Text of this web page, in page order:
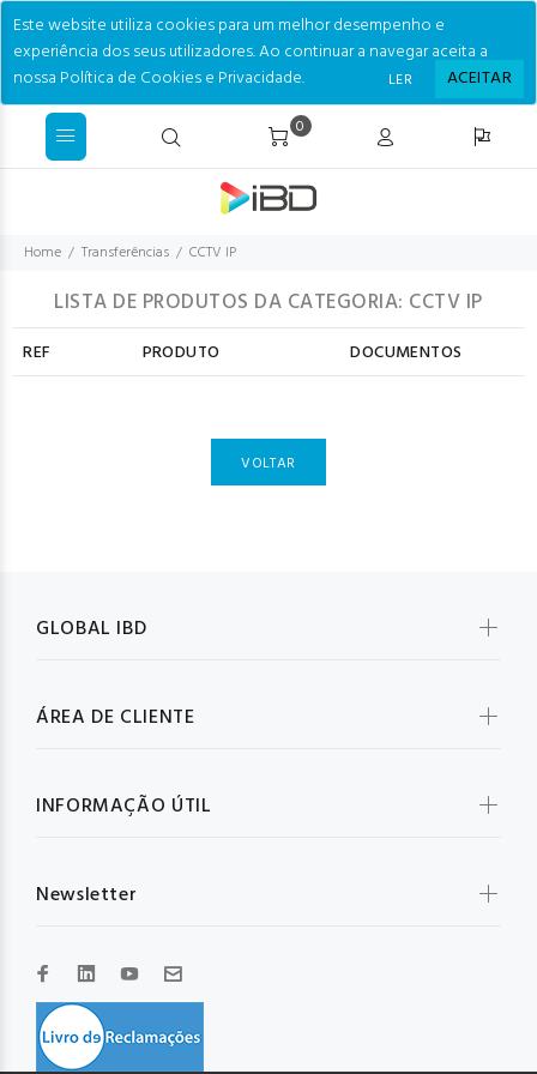
Este website utiliza cookies para um melhor desempenho e
experiência dos seus utilizadores. Ao continuar a navegar aceita a
nossa Política de Cookies e Privacidade.
LER ACEITAR
0
Home Transferências CCTV IP
LISTA DE PRODUTOS DA CATEGORIA: CCTV IP
REF PRODUTO DOCUMENTOS
VOLTAR
GLOBAL IBD
ÁREA DE CLIENTE
INFORMAÇÃO ÚTIL
Newsletter